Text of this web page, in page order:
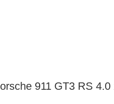
911 GT3 RS